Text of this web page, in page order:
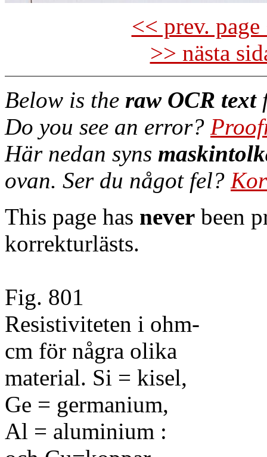
<< prev.
>> nästa
Below is the raw OCR text
Do you see an error?
Här nedan syns
ovan. Ser du något fel?
This page has never been
korrekturlästs.
Fig. 801
Resistiviteten i ohm-
cm för några olika
material. Si = kisel,
Ge = germanium,
Al = aluminium :